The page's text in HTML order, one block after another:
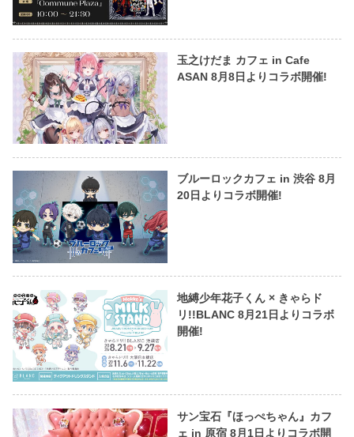
玉之けだま カフェ in Cafe
ASAN 8月8日よりコラボ開催!
ブルーロックカフェ in 渋谷 8月
20日よりコラボ開催!
地縛少年花子くん × きゃらド
リ!!BLANC 8月21日よりコラボ
開催!
サン宝石『ほっぺちゃん』カフ
ェ in 原宿 8月1日よりコラボ開